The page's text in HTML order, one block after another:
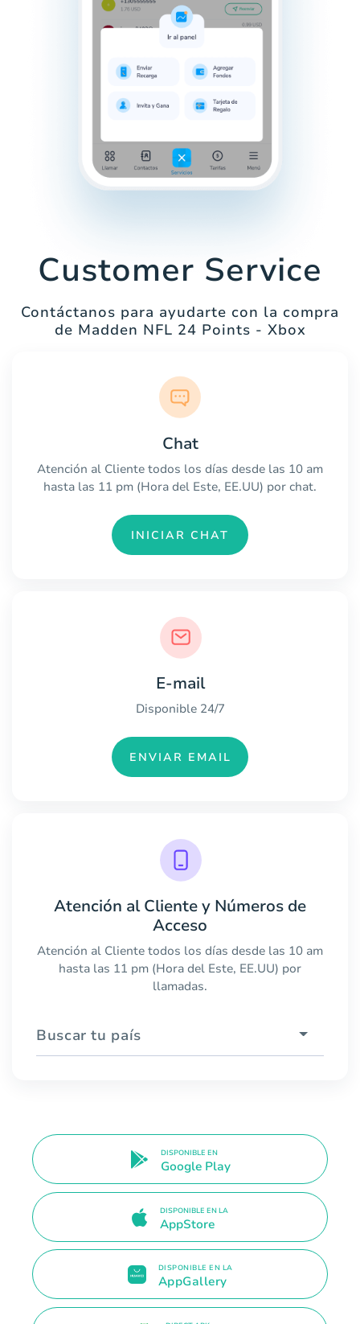
Customer Service
Contáctanos para ayudarte con la compra
de Madden NFL 24 Points - Xbox
Chat
Atención al Cliente todos los días desde las 10 am
hasta las 11 pm (Hora del Este, EE.UU) por chat.
INICIAR CHAT
E-mail
Disponible 24/7
ENVIAR EMAIL
Atención al Cliente y Números de
Acceso
Atención al Cliente todos los días desde las 10 am
hasta las 11 pm (Hora del Este, EE.UU) por
llamadas.
Buscar tu país
DISPONIBLE EN
Google Play
DISPONIBLE EN LA
AppStore
DISPONIBLE EN LA
AppGallery